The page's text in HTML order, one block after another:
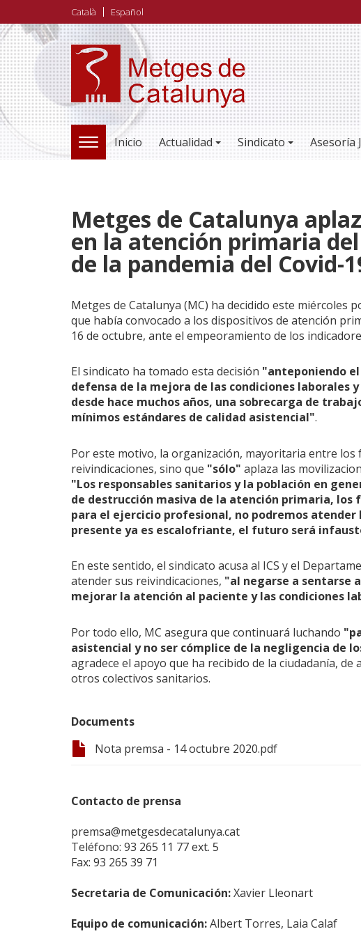
al
contenido
principal
Català Español
TOGGLE
NAVIGATION
Inicio Actualidad Sindicato Asesoría
Metges de Catalunya
en la atención primaria
de la pandemia del Covid-
Metges de Catalunya (MC) ha decidido este miércoles
que había convocado a los dispositivos de atención
16 de octubre, ante el empeoramiento de los
El sindicato ha tomado esta decisión "anteponiendo
defensa de la mejora de las condiciones laborales
desde hace muchos años, una sobrecarga de
mínimos estándares de calidad asistencial".
Por este motivo, la organización, mayoritaria entre los
reivindicaciones, sino que "sólo" aplaza las
"Los responsables sanitarios y la población en
de destrucción masiva de la atención primaria,
para el ejercicio profesional, no podremos atender
presente ya es escalofriante, el futuro será
En este sentido, el sindicato acusa al ICS y el
atender sus reivindicaciones, "al negarse a sentarse
mejorar la atención al paciente y las condiciones
Por todo ello, MC asegura que continuará luchando
asistencial y no ser cómplice de la negligencia de
agradece el apoyo que ha recibido de la ciudadanía,
otros colectivos sanitarios.
Documents
Nota premsa - 14 octubre 2020.pdf
Contacto de prensa
premsa@metgesdecatalunya.cat
Teléfono: 93 265 11 77 ext. 5
Fax: 93 265 39 71
Secretaria de Comunicación:Xavier Lleonart
Equipo de comunicación:Albert Torres, Laia Calaf